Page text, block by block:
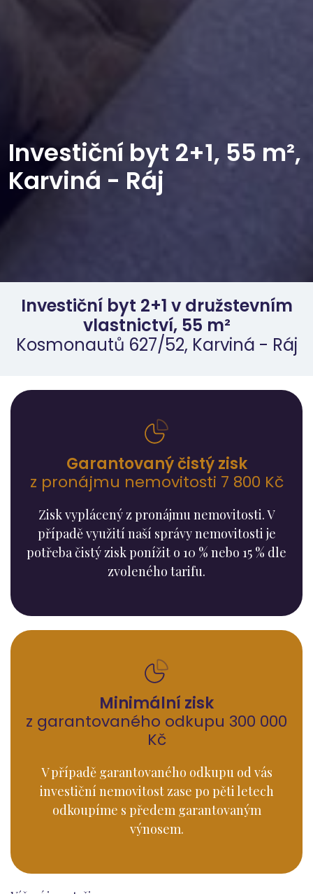
Investiční byt 2+1, 55 m²,
Karviná - Ráj
Investiční byt 2+1 v družstevním
vlastnictví, 55 m²
Kosmonautů 627/52, Karviná - Ráj
Garantovaný čistý zisk
z pronájmu nemovitosti 7 800 Kč
Zisk vyplácený z pronájmu nemovitosti. V
případě využití naší správy nemovitosti je
potřeba čistý zisk ponížit o 10 % nebo 15 % dle
zvoleného tarifu.
Minimální zisk
z garantovaného odkupu 300 000
Kč
V případě garantovaného odkupu od vás
investiční nemovitost zase po pěti letech
odkoupíme s předem garantovaným
výnosem.